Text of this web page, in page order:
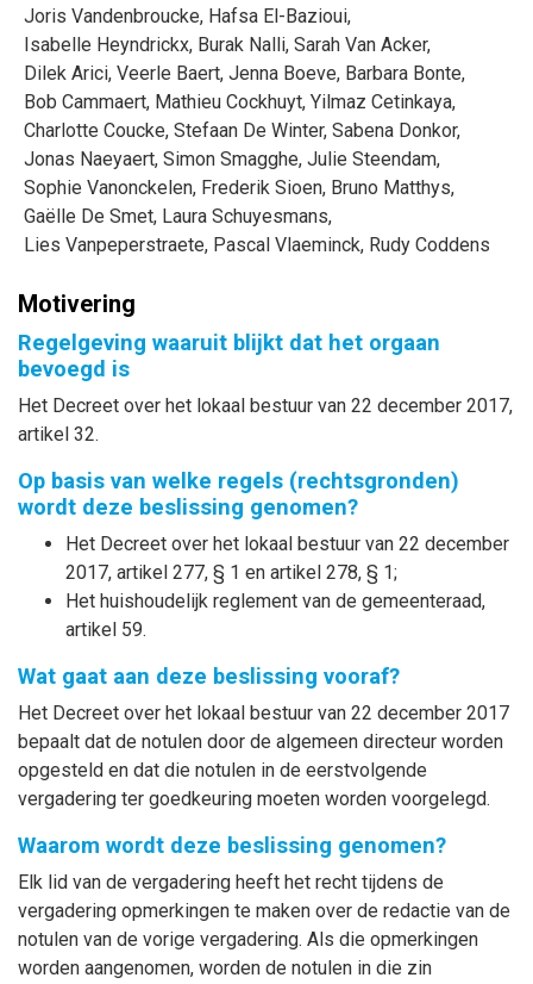
Joris Vandenbroucke, Hafsa El-Bazioui,
Isabelle Heyndrickx, Burak Nalli, Sarah Van Acker,
Dilek Arici, Veerle Baert, Jenna Boeve, Barbara Bonte,
Bob Cammaert, Mathieu Cockhuyt, Yilmaz Cetinkaya,
Charlotte Coucke, Stefaan De Winter, Sabena Donkor,
Jonas Naeyaert, Simon Smagghe, Julie Steendam,
Sophie Vanonckelen, Frederik Sioen, Bruno Matthys,
Gaëlle De Smet, Laura Schuyesmans,
Lies Vanpeperstraete, Pascal Vlaeminck, Rudy Coddens
Motivering
Regelgeving waaruit blijkt dat het orgaan
bevoegd is
Het Decreet over het lokaal bestuur van 22 december 2017,
artikel 32.
Op basis van welke regels (rechtsgronden)
wordt deze beslissing genomen?
Het Decreet over het lokaal bestuur van 22 december
2017, artikel 277, § 1 en artikel 278, § 1;
Het huishoudelijk reglement van de gemeenteraad,
artikel 59.
Wat gaat aan deze beslissing vooraf?
Het Decreet over het lokaal bestuur van 22 december 2017
bepaalt dat de notulen door de algemeen directeur worden
opgesteld en dat die notulen in de eerstvolgende
vergadering ter goedkeuring moeten worden voorgelegd.
Waarom wordt deze beslissing genomen?
Elk lid van de vergadering heeft het recht tijdens de
vergadering opmerkingen te maken over de redactie van de
notulen van de vorige vergadering. Als die opmerkingen
worden aangenomen, worden de notulen in die zin